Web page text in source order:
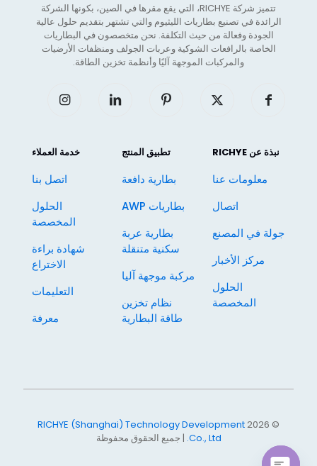
تتميز شركة RICHYE، التي يقع مقرها في الصين، بكونها الشركة
الرائدة في تصنيع بطاريات الليثيوم والتي تشتهر بتقديم حلول عالية
الجودة وفعالة من حيث التكلفة. نحن متخصصون في البطاريات
الخاصة بالرافعات الشوكية وعربات الجولف ومنظفات الأرضيات
والمركبات الموجهة آليًا وأنظمة تخزين الطاقة.
نبذة عن RICHYE
معلومات عنا
اتصال
جولة في المصنع
مركز الأخبار
الحلول
المخصصة
تطبيق المنتج
بطارية دافعة
بطاريات AWP
بطارية عربة
سكنية متنقلة
مركبة موجهة آليا
نظام تخزين
طاقة البطارية
خدمة العملاء
اتصل بنا
الحلول
المخصصة
شهادة براءة
الاختراع
التعليمات
معرفة
© 2026
RICHYE (Shanghai) Technology Development
Co., Ltd. | جميع الحقوق محفوظة